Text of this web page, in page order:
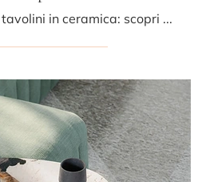
Complementi design e tavolini in ceramica: scopri di più sul modello Bishop di Cattelan Italia e potrai arricchire i tuoi spazi.